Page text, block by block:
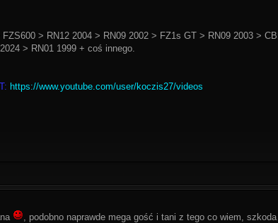
> RN12 2004 > RN09 2002 > FZ1s GT > RN09 2003 >
> RN01 1999 + coś innego.
https://www.youtube.com/user/koczis27/videos
, podobno naprawde mega gość i tani z tego co wiem,